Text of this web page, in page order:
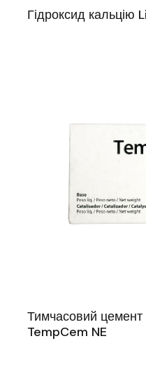
Гідроксид кальцію
Тимчасовий цемент
TempCem NE